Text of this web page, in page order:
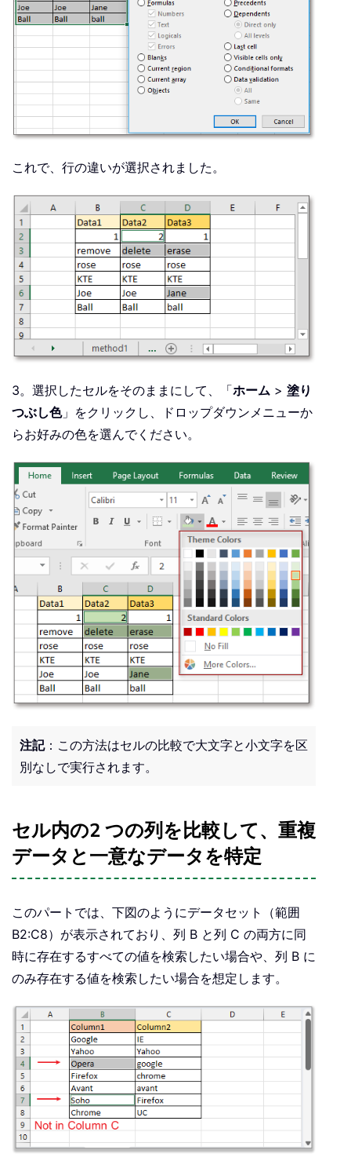
これで、行の違いが選択されました。
3。選択したセルをそのままにして、「ホーム > 塗り
つぶし色」をクリックし、ドロップダウンメニューか
らお好みの色を選んでください。
注記：この方法はセルの比較で大文字と小文字を区
別なしで実行されます。
セル内の2 つの列を比較して、重複
データと一意なデータを特定
このパートでは、下図のようにデータセット（範囲
B2:C8）が表示されており、列 B と列 C の両方に同
時に存在するすべての値を検索したい場合や、列 B に
のみ存在する値を検索したい場合を想定します。